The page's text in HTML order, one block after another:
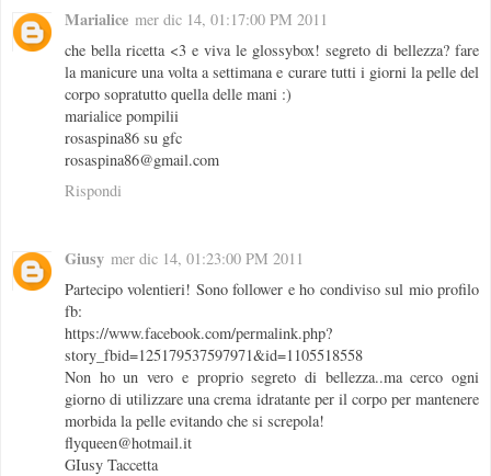
Marialice mer dic 14, 01:17:00 PM 2011
che bella ricetta <3 e viva le glossybox! segreto di bellezza? fare
la manicure una volta a settimana e curare tutti i giorni la pelle del
corpo sopratutto quella delle mani :)
marialice pompilii
rosaspina86 su gfc
rosaspina86@gmail.com
Rispondi
Giusy mer dic 14, 01:23:00 PM 2011
Partecipo volentieri! Sono follower e ho condiviso sul mio profilo
fb:
https://www.facebook.com/permalink.php?
story_fbid=125179537597971&id=1105518558
Non ho un vero e proprio segreto di bellezza..ma cerco ogni
giorno di utilizzare una crema idratante per il corpo per mantenere
morbida la pelle evitando che si screpola!
flyqueen@hotmail.it
GIusy Taccetta